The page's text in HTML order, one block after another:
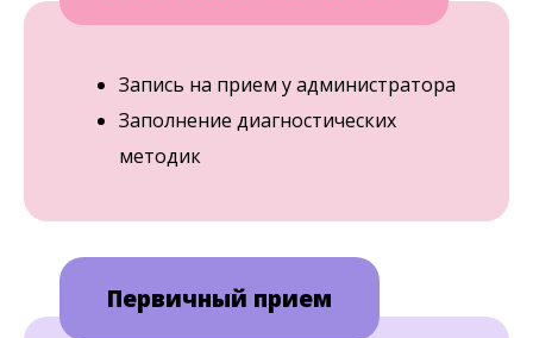
Запись на прием у администратора
Заполнение диагностических
методик
Первичный прием